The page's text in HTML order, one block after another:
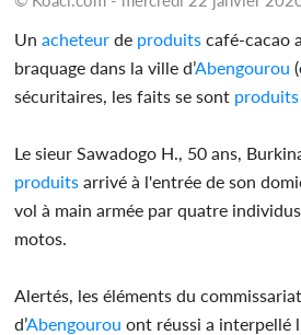
Unacheteur de produits café-cacao
braquage dans la ville d’Abengourou
sécuritaires, les faits se sont produits
Le sieur Sawadogo H., 50 ans,
produits arrivé à l'entrée de son
vol à main armée par quatre
motos.
Alertés, les éléments du
d’Abengourou ont réussi a interpellé